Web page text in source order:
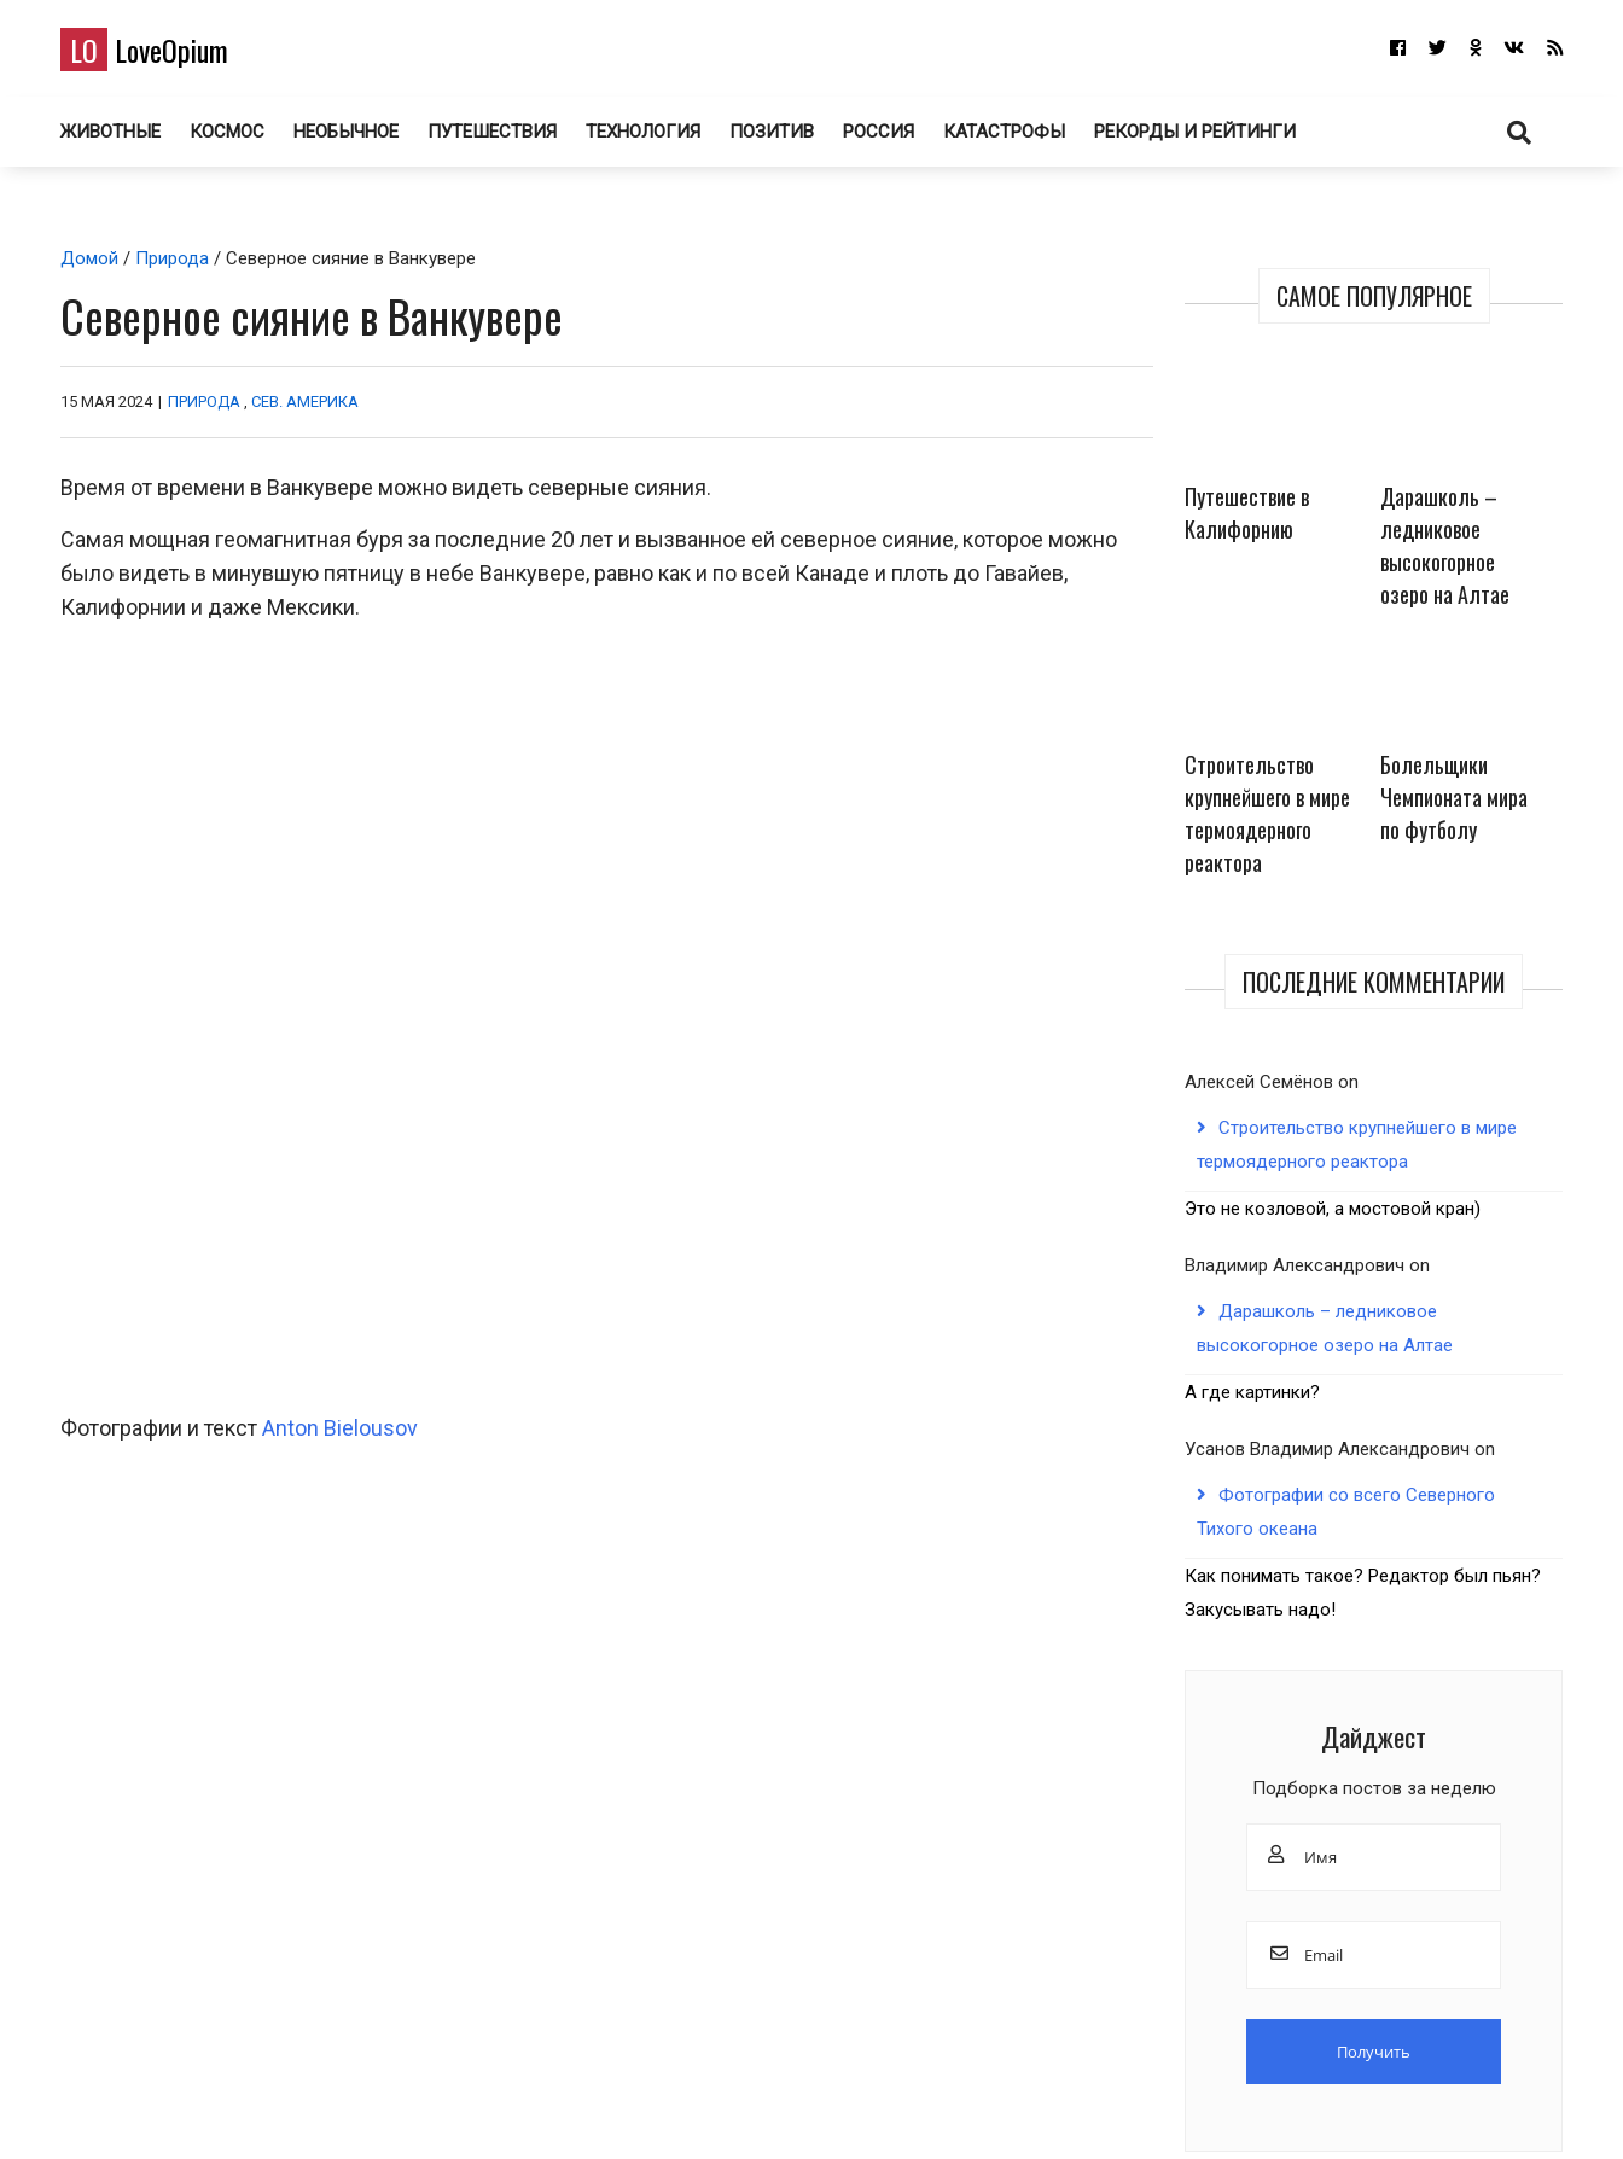
LO LoveOpium
ЖИВОТНЫЕ КОСМОС НЕОБЫЧНОЕ ПУТЕШЕСТВИЯ ТЕХНОЛОГИЯ ПОЗИТИВ РОССИЯ КАТАСТРОФЫ РЕКОРДЫ И РЕЙТИНГИ
САМОЕ ПОПУЛЯРНОЕ
Путешествие в
Калифорнию
Дарашколь –
ледниковое
высокогорное
озеро на Алтае
Строительство
крупнейшего в мире
термоядерного
реактора
Болельщики
Чемпионата мира
по футболу
ПОСЛЕДНИЕ КОММЕНТАРИИ
Алексей Семёнов on
Строительство крупнейшего в мире
термоядерного реактора
Это не козловой, а мостовой кран)
Владимир Александрович on
Дарашколь – ледниковое
высокогорное озеро на Алтае
А где картинки?
Усанов Владимир Александрович on
Фотографии со всего Северного
Тихого океана
Как понимать такое? Редактор был пьян?
Закусывать надо!
Дайджест
Подборка постов за неделю
Домой / Природа / Северное сияние в Ванкувере
Северное сияние в Ванкувере
15 МАЯ 2024 | ПРИРОДА , СЕВ. АМЕРИКА
Время от времени в Ванкувере можно видеть северные сияния.
Самая мощная геомагнитная буря за последние 20 лет и вызванное ей северное сияние, которое можно
было видеть в минувшую пятницу в небе Ванкувере, равно как и по всей Канаде и плоть до Гавайев,
Калифорнии и даже Мексики.
Фотографии и текстAnton Bielousov